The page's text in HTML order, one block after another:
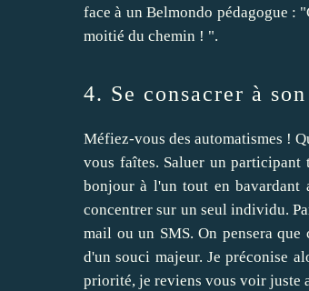
face à un Belmondo pédagogue :
moitié du chemin ! ".
4. Se consacrer à
Méfiez-vous des automatismes !
vous faîtes. Saluer un
bonjour à l'un tout en bavardant
concentrer sur un seul individu.
mail ou un SMS. On pensera
d'un souci majeur. Je préconise
priorité, je reviens vous voir juste